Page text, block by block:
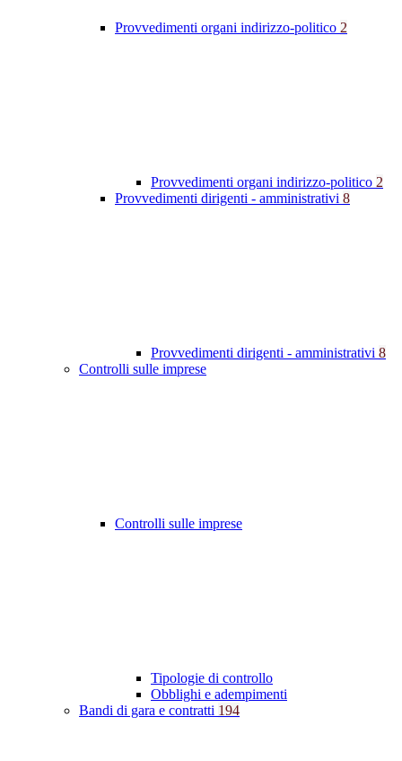
Provvedimenti organi indirizzo-politico 2
Provvedimenti organi indirizzo-politico 2
Provvedimenti dirigenti - amministrativi 8
Provvedimenti dirigenti - amministrativi 8
Controlli sulle imprese
Controlli sulle imprese
Tipologie di controllo
Obblighi e adempimenti
Bandi di gara e contratti 194